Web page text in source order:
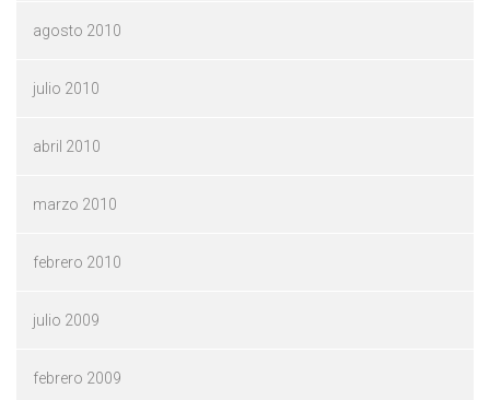
agosto 2010
julio 2010
abril 2010
marzo 2010
febrero 2010
julio 2009
febrero 2009